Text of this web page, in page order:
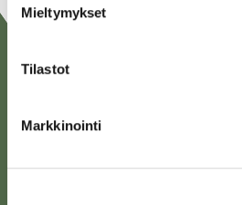
Mieltymykset
Tilastot
Markkinointi